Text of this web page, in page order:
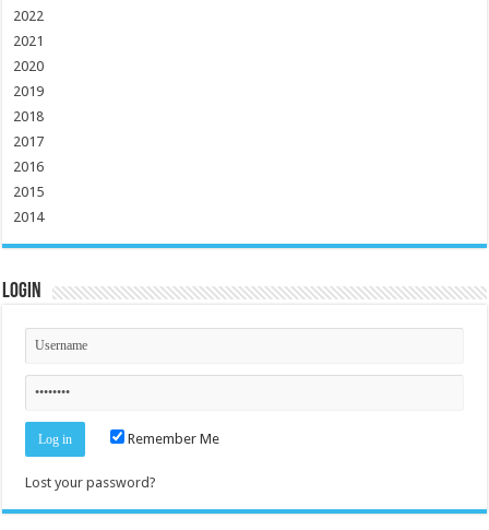
2022
2021
2020
2019
2018
2017
2016
2015
2014
Login
Remember Me
Lost your password?